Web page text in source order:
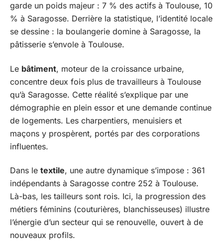
garde un poids majeur : 7 % des actifs à Toulouse, 10
% à Saragosse. Derrière la statistique, l’identité locale
se dessine : la boulangerie domine à Saragosse, la
pâtisserie s’envole à Toulouse.
Le bâtiment, moteur de la croissance urbaine,
concentre deux fois plus de travailleurs à Toulouse
qu’à Saragosse. Cette réalité s’explique par une
démographie en plein essor et une demande continue
de logements. Les charpentiers, menuisiers et
maçons y prospèrent, portés par des corporations
influentes.
Dans le textile, une autre dynamique s’impose : 361
indépendants à Saragosse contre 252 à Toulouse.
Là-bas, les tailleurs sont rois. Ici, la progression des
métiers féminins (couturières, blanchisseuses) illustre
l’énergie d’un secteur qui se renouvelle, ouvert à de
nouveaux profils.